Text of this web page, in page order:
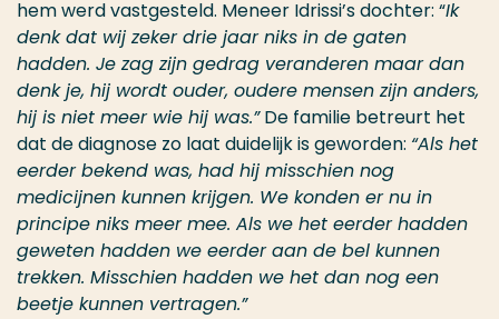
hem werd vastgesteld. Meneer Idrissi’s dochter: “Ik
denk dat wij zeker drie jaar niks in de gaten
hadden. Je zag zijn gedrag veranderen maar dan
denk je, hij wordt ouder, oudere mensen zijn anders,
hij is niet meer wie hij was.”De familie betreurt het
dat de diagnose zo laat duidelijk is geworden: “Als het
eerder bekend was, had hij misschien nog
medicijnen kunnen krijgen. We konden er nu in
principe niks meer mee. Als we het eerder hadden
geweten hadden we eerder aan de bel kunnen
trekken. Misschien hadden we het dan nog een
beetje kunnen vertragen.”